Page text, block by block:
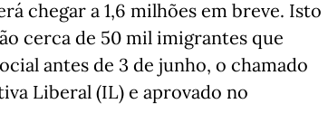
chegar a 1,6 milhões em breve. Isto
cerca de 50 mil imigrantes que
antes de 3 de junho, o chamado
Liberal (IL) e aprovado no